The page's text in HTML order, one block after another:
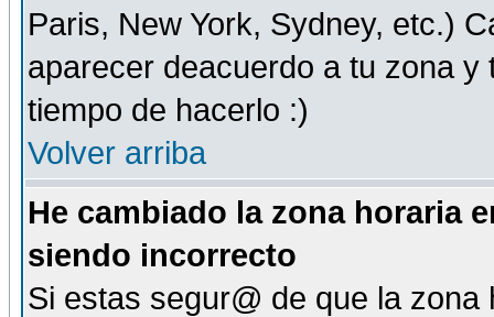
Paris, New York, Sydney, etc.)
aparecer deacuerdo a tu zona
tiempo de hacerlo :)
Volver arriba
He cambiado la zona horaria
siendo incorrecto
Si estas segur@ de que la